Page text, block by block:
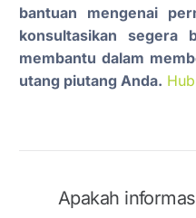
bantuan mengenai
konsultasikan segera
membantu dalam
utang piutang Anda.
Apakah